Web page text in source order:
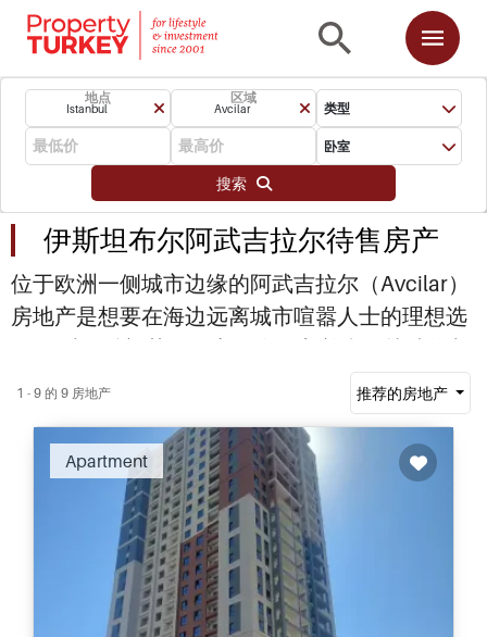
地点
Istanbul
区域
Avcilar 类型
卧室
搜索
伊斯坦布尔阿武吉拉尔待售房产
位于欧洲一侧城市边缘的阿武吉拉尔（Avcilar）
房地产是想要在海边远离城市喧嚣人士的理想选
的伊斯坦布尔房地产市场的买家来说，阿武吉拉
尔的物业是理想的投资选择。 联系我们以了解有
关阿武吉拉尔的更多信息。
1 - 9 的 9 房地产 推荐的房地产
Apartment